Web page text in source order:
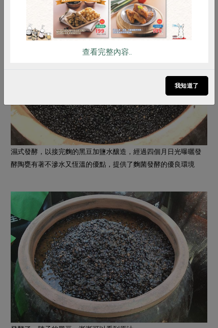
濕式發酵，以接完麴的黑豆加鹽水釀造，經過四個月日光曝曬發
酵陶甕有著不滲水又恆溫的優點，提供了麴菌發酵的優良環境
查看完整內容..
我知道了